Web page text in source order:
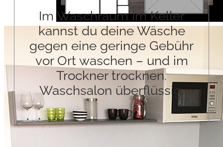
Im Waschraum im Keller
kannst du deine Wäsche
gegen eine geringe Gebühr
vor Ort waschen – und im
Trockner trocknen.
Waschsalon überflüssig.